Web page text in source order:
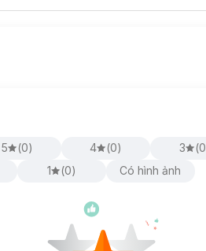
5 (0) 4 (0) 3 (0
1 (0) Có hình ảnh